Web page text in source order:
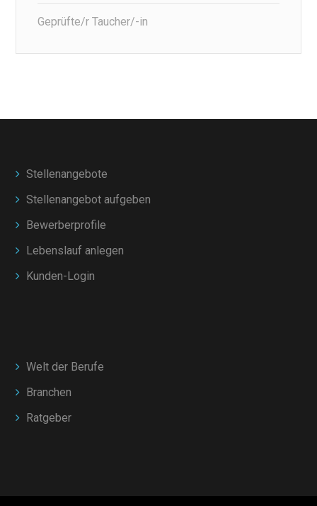
Geprüfte/r Taucher/-in
Stellenangebote
Stellenangebot aufgeben
Bewerberprofile
Lebenslauf anlegen
Kunden-Login
Welt der Berufe
Branchen
Ratgeber